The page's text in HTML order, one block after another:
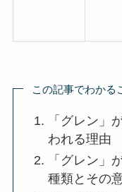
この記事でわかる
「グレン」
われる理由
「グレン」
種類とその